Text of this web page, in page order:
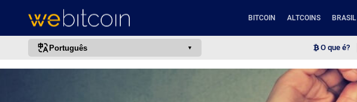
BITCOIN ALTCOINS BRASIL
Português O que é?